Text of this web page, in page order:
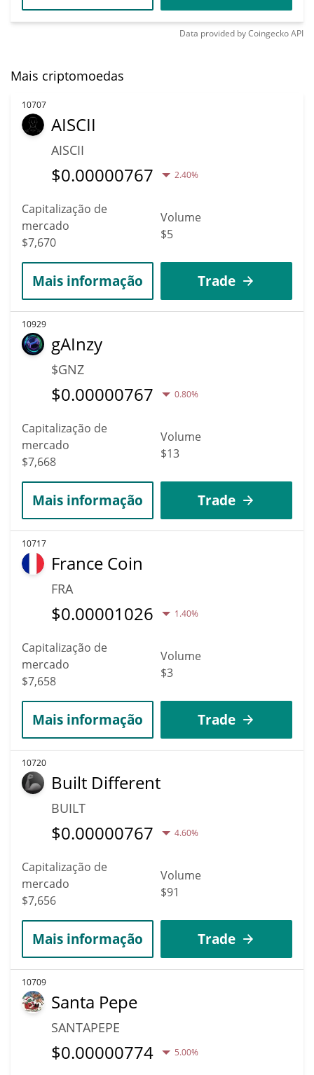
Data provided byCoingeckoAPI
Mais criptomoedas
10707
AISCII
AISCII
$0.00000767 2.40%
Capitalização de
mercado
$7,670
Volume
$5
Mais informação Trade
10929
gAInzy
$GNZ
$0.00000767 0.80%
Capitalização de
mercado
$7,668
Volume
$13
Mais informação Trade
10717
France Coin
FRA
$0.00001026 1.40%
Capitalização de
mercado
$7,658
Volume
$3
Mais informação Trade
10720
Built Different
BUILT
$0.00000767 4.60%
Capitalização de
mercado
$7,656
Volume
$91
Mais informação Trade
10709
Santa Pepe
SANTAPEPE
$0.00000774 5.00%